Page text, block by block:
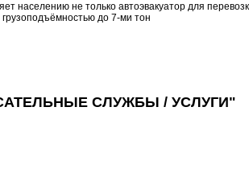
населению не только автоэвакуатор для
до 7-ми тон
СЛУЖБЫ / УСЛУГИ"